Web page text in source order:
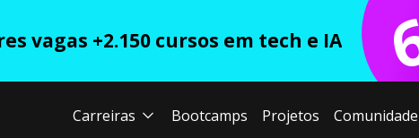
vagas +2.150 cursos em tech e IA
Carreiras Bootcamps Projetos Comunidade